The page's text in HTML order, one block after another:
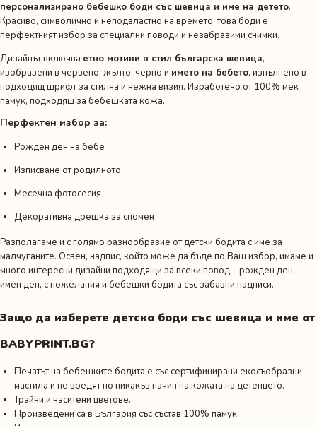
персонализирано бебешко боди със шевица и име на детето.
Красиво, символично и неподвластно на времето, това боди е
перфектният избор за специални поводи и незабравими снимки.
Дизайнът включва етно мотиви в стил българска шевица,
изобразени в червено, жълто, черно и името на бебето, изпълнено в
подходящ шрифт за стилна и нежна визия. Изработено от 100% мек
памук, подходящ за бебешката кожа.
Перфектен избор за:
Рожден ден на бебе
Изписване от родилното
Месечна фотосесия
Декоративна дрешка за спомен
Разполагаме и с голямо разнообразие от детски бодита с име за
малчуганите. Освен, надпис, който може да бъде по Ваш избор, имаме и
много интересни дизайни подходящи за всеки повод –рожден ден,
имен ден, с пожелания и бебешки бодита със забавни надписи.
Защо да изберете детско боди със шевица и име от
BABYPRINT.BG?
Печатът на бебешките бодита е със сертифицирани екосъобразни
мастила и не вредят по никакъв начин на кожата на детенцето.
Трайни и наситени цветове.
Произведени са в България със състав 100% памук.